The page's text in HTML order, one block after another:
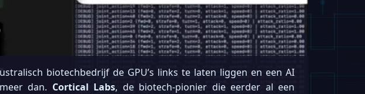
biotechbedrijf de GPU’s links te laten liggen en een AI
dan. Cortical Labs, de biotech-pionier die eerder al een